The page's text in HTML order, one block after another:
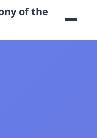
of the